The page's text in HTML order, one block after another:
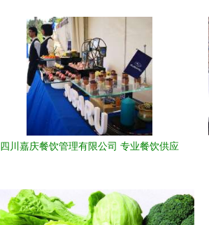
四川嘉庆餐饮管理有限公司 专业餐饮供应